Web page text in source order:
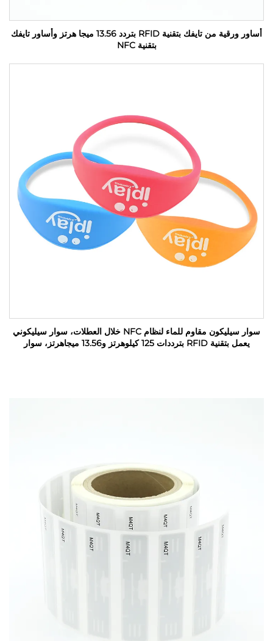
أساور ورقية من تايفك بتقنية RFID بتردد 13.56 ميجا هرتز وأساور تايفك
بتقنية NFC
سوار سيليكون مقاوم للماء لنظام NFC خلال العطلات، سوار سيليكوني
يعمل بتقنية RFID بترددات 125 كيلوهرتز و13.56 ميجاهرتز، سوار